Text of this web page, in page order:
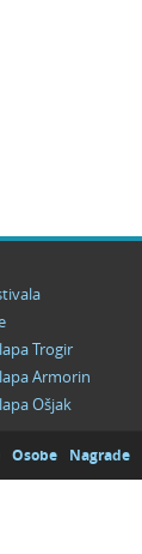
Trogir
Armorin
Ošjak
Osobe Nagrade